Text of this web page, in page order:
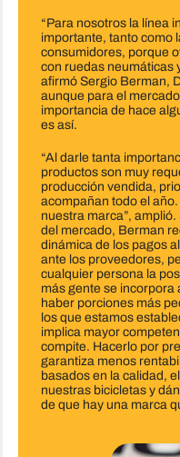
“Para nosotros la línea
importante, tanto como
consumidores, porque
con ruedas neumáticas
afirmó Sergio Berman,
aunque para el
importancia de hace
es así.
“Al darle tanta
productos son muy
producción vendida,
acompañan todo el
nuestra marca”,
del mercado, Berman
dinámica de los pagos
ante los proveedores,
cualquier persona la
más gente se incorpora
haber porciones más
los que estamos
implica mayor
compite. Hacerlo por
garantiza menos
basados en la calidad,
nuestras bicicletas y
de que hay una marca